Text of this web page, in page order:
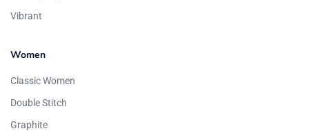
Vibrant
Women
Classic Women
Double Stitch
Graphite